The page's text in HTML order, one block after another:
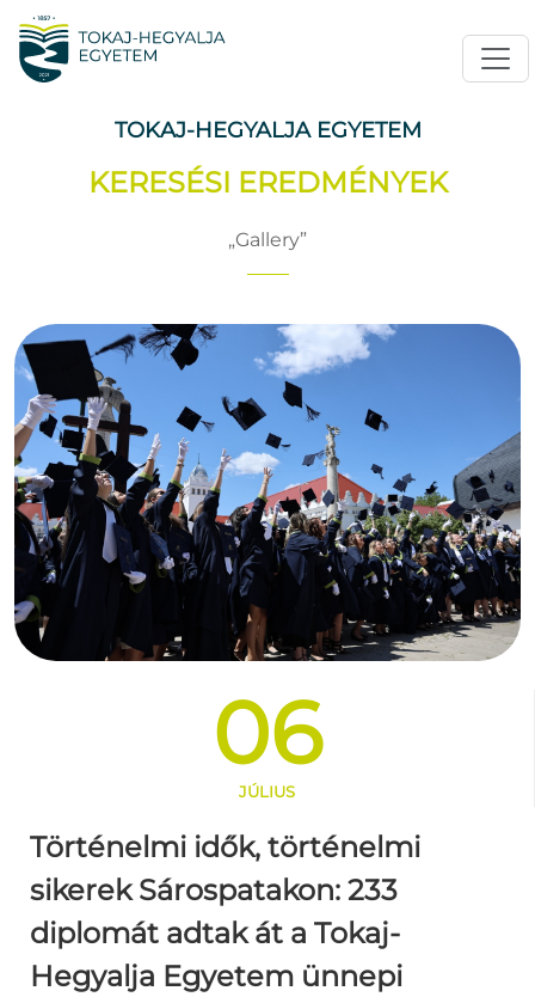
TOKAJ-HEGYALJA EGYETEM
KERESÉSI EREDMÉNYEK
Gallery
06
JÚLIUS
Történelmi idők, történelmi
sikerek Sárospatakon: 233
diplomát adtak át a Tokaj-
Hegyalja Egyetem ünnepi